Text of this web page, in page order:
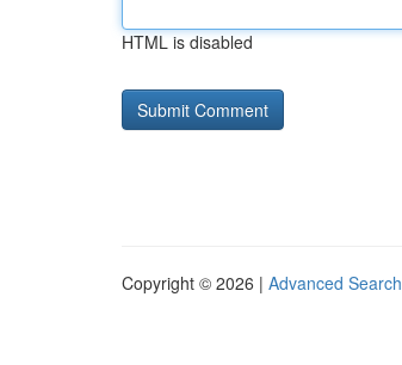
HTML is disabled
Copyright © 2026 | Advanced Search